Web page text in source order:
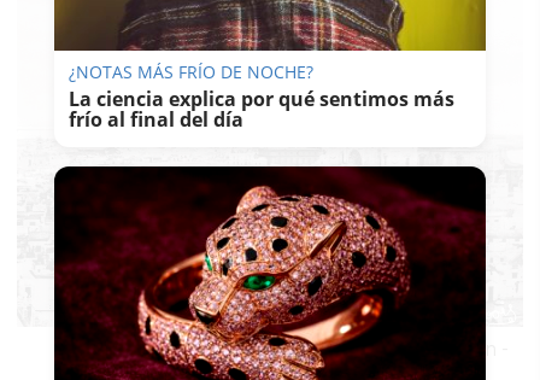
Zeppelin
¿NOTAS MÁS FRÍO DE NOCHE?
La ciencia explica por qué sentimos más
frío al final del día